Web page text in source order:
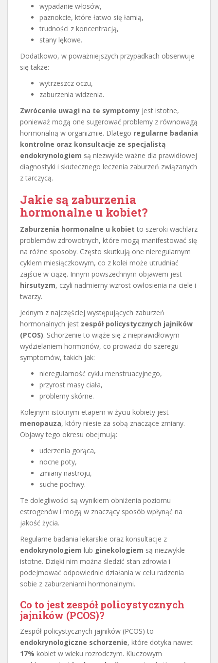
wypadanie włosów,
paznokcie, które łatwo się łamią,
trudności z koncentracją,
stany lękowe.
Dodatkowo, w poważniejszych przypadkach obserwuje
się także:
wytrzeszcz oczu,
zaburzenia widzenia.
Zwrócenie uwagi na te symptomy jest istotne,
ponieważ mogą one sugerować problemy z równowagą
hormonalną w organizmie. Dlatego regularne badania
kontrolne oraz konsultacje ze specjalistą
endokrynologiem są niezwykle ważne dla prawidłowej
diagnostyki i skutecznego leczenia zaburzeń związanych
z tarczycą.
Jakie są zaburzenia
hormonalne u kobiet?
Zaburzenia hormonalne u kobiet to szeroki wachlarz
problemów zdrowotnych, które mogą manifestować się
na różne sposoby. Często skutkują one nieregularnym
cyklem miesiączkowym, co z kolei może utrudniać
zajście w ciążę. Innym powszechnym objawem jest
hirsutyzm, czyli nadmierny wzrost owłosienia na ciele i
twarzy.
Jednym z najczęściej występujących zaburzeń
hormonalnych jest zespół policystycznych jajników
(PCOS). Schorzenie to wiąże się z nieprawidłowym
wydzielaniem hormonów, co prowadzi do szeregu
symptomów, takich jak:
nieregularność cyklu menstruacyjnego,
przyrost masy ciała,
problemy skórne.
Kolejnym istotnym etapem w życiu kobiety jest
menopauza, który niesie za sobą znaczące zmiany.
Objawy tego okresu obejmują:
uderzenia gorąca,
nocne poty,
zmiany nastroju,
suche pochwy.
Te dolegliwości są wynikiem obniżenia poziomu
estrogenów i mogą w znaczący sposób wpłynąć na
jakość życia.
Regularne badania lekarskie oraz konsultacje z
endokrynologiem lub ginekologiem są niezwykle
istotne. Dzięki nim można śledzić stan zdrowia i
podejmować odpowiednie działania w celu radzenia
sobie z zaburzeniami hormonalnymi.
Co to jest zespół policystycznych
jajników (PCOS)?
Zespół policystycznych jajników (PCOS) to
endokrynologiczne schorzenie, które dotyka nawet
17% kobiet w wieku rozrodczym. Kluczowym